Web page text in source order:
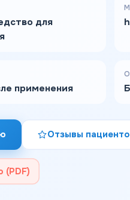
для
применения
Отзывы
(PDF)